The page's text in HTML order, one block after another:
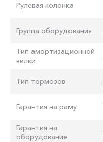
Рулевая колонка
Группа оборудования
Тип амортизационной
вилки
Тип тормозов
Гарантия на раму
Гарантия на
оборудование